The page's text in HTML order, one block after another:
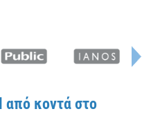
από κοντά στο